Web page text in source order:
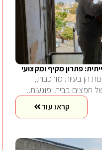
פתרון מקיף ומקצועי
הן בעיות מורכבות,
חפצים בבית ופוגעות..
קראו עוד